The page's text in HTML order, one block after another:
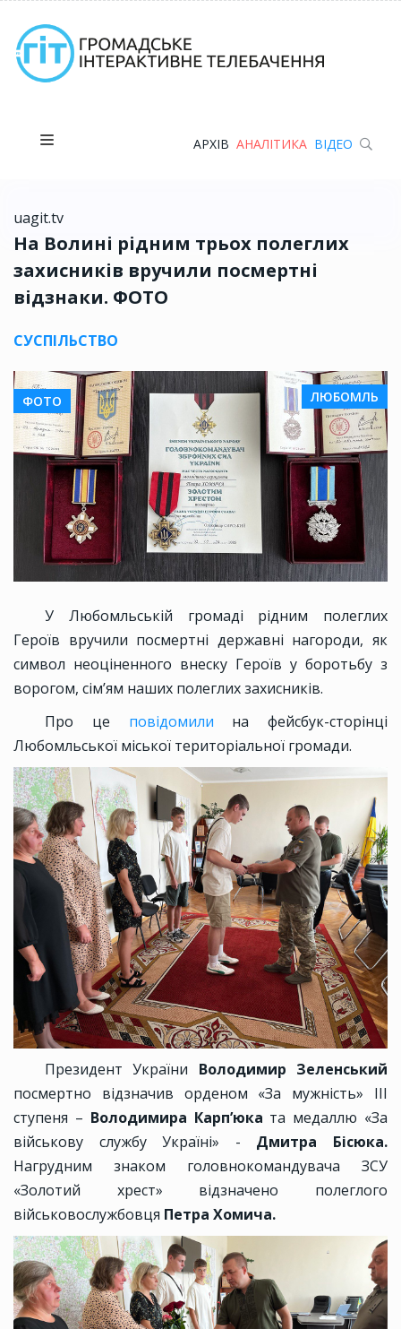
АРХІВ АНАЛІТИКА ВІДЕО
uagit.tv
На Волині рідним трьох полеглих
захисників вручили посмертні
відзнаки. ФОТО
СУСПІЛЬСТВО
ФОТО ЛЮБОМЛЬ
У Любомльській громаді рідним полеглих
Героїв вручили посмертні державні нагороди, як
символ неоціненного внеску Героїв у боротьбу з
ворогом, сім’ям наших полеглих захисників.
Про це повідомили на фейсбук-сторінці
Любомльської міської територіальної громади.
Президент України Володимир Зеленський
посмертно відзначив орденом «За мужність» ІІІ
ступеня – Володимира Карп’юка та медаллю «За
військову службу Україні» - Дмитра Бісюка.
Нагрудним знаком головнокомандувача ЗСУ
«Золотий хрест» відзначено полеглого
військовослужбовця Петра Хомича.